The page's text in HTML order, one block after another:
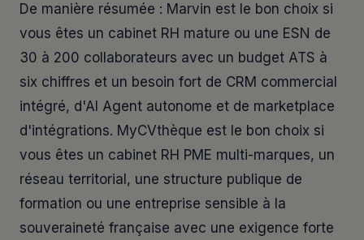
De manière résumée : Marvin est le bon choix si
vous êtes un cabinet RH mature ou une ESN de
30 à 200 collaborateurs avec un budget ATS à
six chiffres et un besoin fort de CRM commercial
intégré, d'AI Agent autonome et de marketplace
d'intégrations. MyCVthèque est le bon choix si
vous êtes un cabinet RH PME multi-marques, un
réseau territorial, une structure publique de
formation ou une entreprise sensible à la
souveraineté française avec une exigence forte